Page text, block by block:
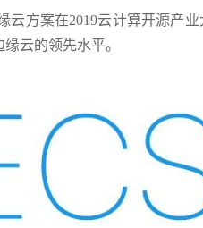
云方案在2019云计算开源产
云的领先水平。